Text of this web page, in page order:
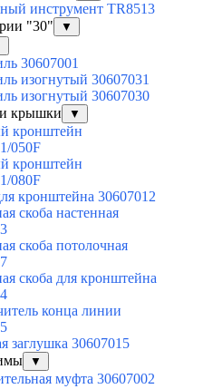
инструмент TR8513
"30"
▼
30607001
изогнутый 30607031
изогнутый 30607030
крышки
▼
кронштейн
050F
кронштейн
080F
кронштейна 30607012
скоба настенная
скоба потолочная
скоба для кронштейна
конца линии
заглушка 30607015
▼
муфта 30607002